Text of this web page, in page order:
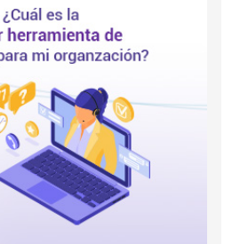
soporte
¿Qué
debo
en
cuenta
al
momento
de
elegir